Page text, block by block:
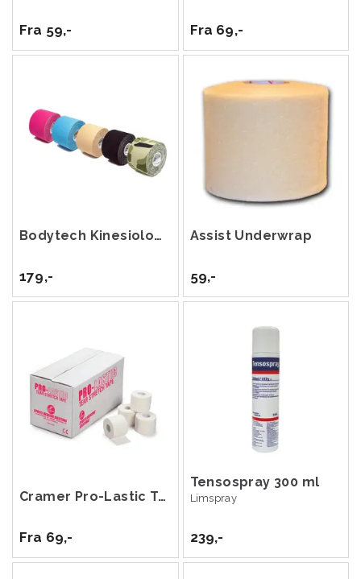
Fra 59,- Fra 69,-
Bodytech Kinesiology Tape 5cm x 5m
179,-
Assist Underwrap
59,-
Cramer Pro-Lastic Tear Stretch Tape
Fra 69,-
Tensospray 300 ml
Limspray
239,-